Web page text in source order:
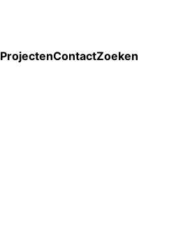
ProjectenContactZoeken